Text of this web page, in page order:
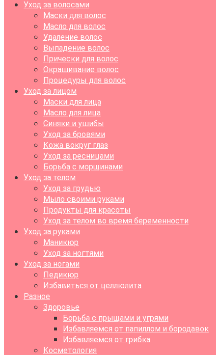
Уход за волосами
Маски для волос
Масло для волос
Удаление волос
Выпадение волос
Прически для волос
Окрашивание волос
Процедуры для волос
Уход за лицом
Маски для лица
Масло для лица
Синяки и ушибы
Уход за бровями
Кожа вокруг глаз
Уход за ресницами
Борьба с морщинами
Уход за телом
Уход за грудью
Мыло своими руками
Продукты для красоты
Уход за телом во время беременности
Уход за руками
Маникюр
Уход за ногтями
Уход за ногами
Педикюр
Избавиться от целлюлита
Разное
Здоровье
Борьба с прыщами и угрями
Избавляемся от папиллом и бородавок
Избавляемся от грибка
Косметология